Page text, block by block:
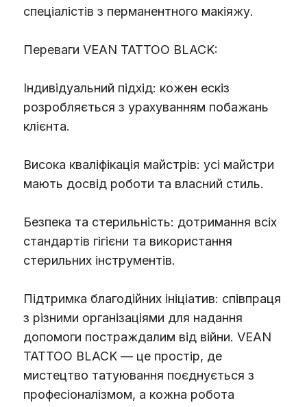
спеціалістів з перманентного макіяжу.
Переваги VEAN TATTOO BLACK:
Індивідуальний підхід: кожен ескіз
розробляється з урахуванням побажань
клієнта.
Висока кваліфікація майстрів: усі майстри
мають досвід роботи та власний стиль.
Безпека та стерильність: дотримання всіх
стандартів гігієни та використання
стерильних інструментів.
Підтримка благодійних ініціатив: співпраця
з різними організаціями для надання
допомоги постраждалим від війни. VEAN
TATTOO BLACK — це простір, де
мистецтво татуювання поєднується з
професіоналізмом, а кожна робота